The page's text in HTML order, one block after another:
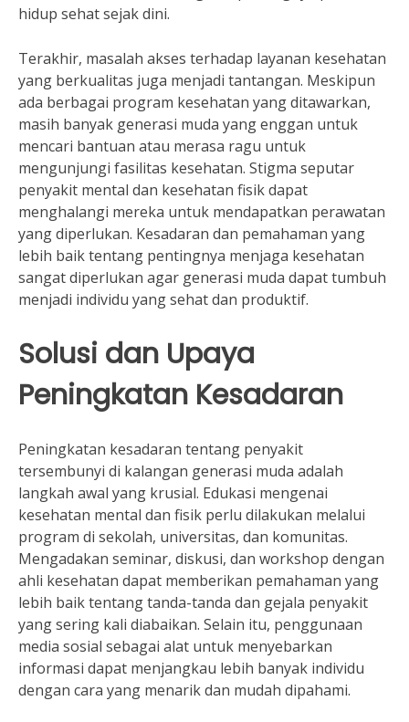
hidup sehat sejak dini.
Terakhir, masalah akses terhadap layanan kesehatan
yang berkualitas juga menjadi tantangan. Meskipun
ada berbagai program kesehatan yang ditawarkan,
masih banyak generasi muda yang enggan untuk
mencari bantuan atau merasa ragu untuk
mengunjungi fasilitas kesehatan. Stigma seputar
penyakit mental dan kesehatan fisik dapat
menghalangi mereka untuk mendapatkan perawatan
yang diperlukan. Kesadaran dan pemahaman yang
lebih baik tentang pentingnya menjaga kesehatan
sangat diperlukan agar generasi muda dapat tumbuh
menjadi individu yang sehat dan produktif.
Solusi dan Upaya
Peningkatan Kesadaran
Peningkatan kesadaran tentang penyakit
tersembunyi di kalangan generasi muda adalah
langkah awal yang krusial. Edukasi mengenai
kesehatan mental dan fisik perlu dilakukan melalui
program di sekolah, universitas, dan komunitas.
Mengadakan seminar, diskusi, dan workshop dengan
ahli kesehatan dapat memberikan pemahaman yang
lebih baik tentang tanda-tanda dan gejala penyakit
yang sering kali diabaikan. Selain itu, penggunaan
media sosial sebagai alat untuk menyebarkan
informasi dapat menjangkau lebih banyak individu
dengan cara yang menarik dan mudah dipahami.